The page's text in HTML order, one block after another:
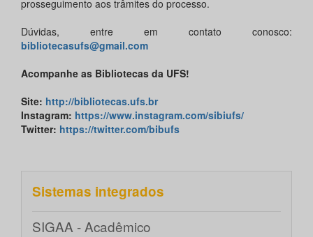
prosseguimento aos trâmites do processo.
Dúvidas, entre em contato conosco:
bibliotecasufs@gmail.com
Acompanhe as Bibliotecas da UFS!
Site: http://bibliotecas.ufs.br
Instagram: https://www.instagram.com/sibiufs/
Twitter: https://twitter.com/bibufs
Sistemas integrados
SIGAA - Acadêmico